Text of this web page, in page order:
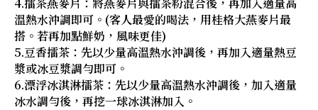
溫熱水沖調即可。(客人最愛的喝法，用桂格大燕麥片最
搭。若再加點鮮奶，風味更佳)
5.豆香擂茶：先以少量高溫熱水沖調後，再加入適量熱豆
漿或冰豆漿調勻即可。
6.漂浮冰淇淋擂茶：先以少量高溫熱水沖調後，加入適量
冰水調勻後，再挖一球冰淇淋加入。